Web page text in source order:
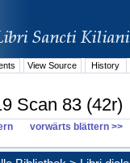
View Source History
Scan 83 (42r)
vorwärts blättern >>